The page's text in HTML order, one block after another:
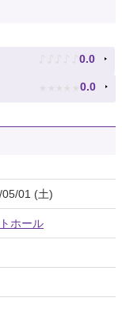
♪ ♪ ♪ ♪ ♪ 0.0
★ ★ ★ ★ ★ 0.0
01 (土)
ホール